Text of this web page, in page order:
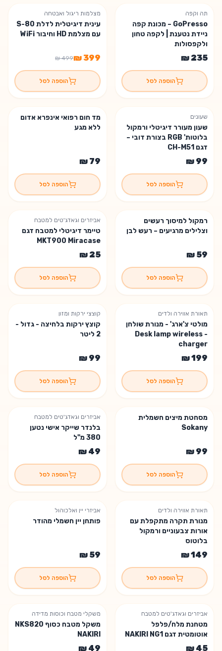
תה וקפה
GoPresso – מכונת קפה
ניידת נטענת | לקפה טחון
ולקפסולות
הוספה לסל
20 % הנחה
משלוח חינם
מצלמות ריגול ואבטחה
עינית דיגיטלית לדלת S-80
עם מצלמת HD וחיבור WiFi
הוספה לסל
נשארו 3 יחידות
שעונים
שעון מעורר דיגיטלי ורמקול
בלוטות' RGB בצורת דובי –
דגם CH-M51
הוספה לסל
מד חום רפואי אינפרא אדום
ללא מגע
הוספה לסל
רמקול למיסוך רעשים
וצלילים מרגיעים – רעש לבן
הוספה לסל
אביזרים וגאדג'טים למטבח
טיימר דיגיטלי למטבח דגם
MKT900 Miracase
הוספה לסל
תאורת אווירה ולדים
מולטי צ'ארג' - מנורת שולחן
- Desk lamp wireless
charger
הוספה לסל
קוצצי ירקות ומזון
קוצץ ירקות בלחיצה - גדול -
2 ליטר
הוספה לסל
נשארו 4 יחידות
מסחטת מיצים חשמלית
Sokany
הוספה לסל
אביזרים וגאדג'טים למטבח
בלנדר שייקר אישי נטען
380 מ"ל
הוספה לסל
נשארה יחידה אחת
תאורת אווירה ולדים
מנורת תקרה מתקפלת עם
אורות צבעוניים ורמקול
בלוטוס
הוספה לסל
אביזרי יין ואלכוהול
פותחן יין חשמלי מהודר
הוספה לסל
אביזרים וגאדג'טים למטבח
מטחנת מלח/פלפל
אוטומטית דגם NAKIRI NG1
נשארו 2 יחידות
משקלי מטבח וכוסות מדידה
משקל מטבח כסוף NKS820
NAKIRI